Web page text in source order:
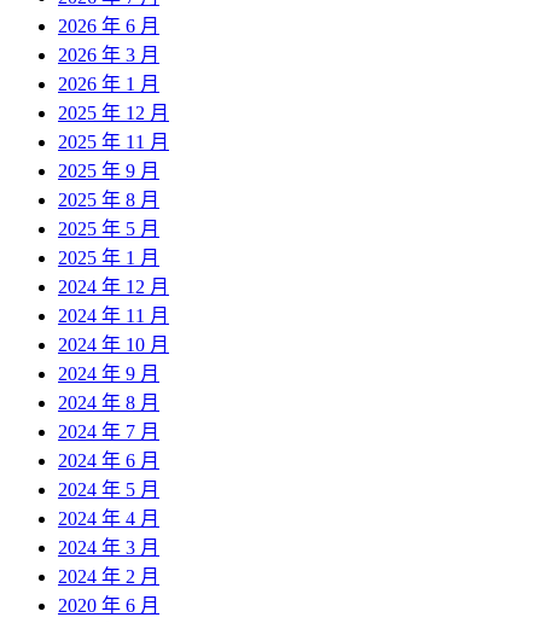
2026 年 6 月
2026 年 3 月
2026 年 1 月
2025 年 12 月
2025 年 11 月
2025 年 9 月
2025 年 8 月
2025 年 5 月
2025 年 1 月
2024 年 12 月
2024 年 11 月
2024 年 10 月
2024 年 9 月
2024 年 8 月
2024 年 7 月
2024 年 6 月
2024 年 5 月
2024 年 4 月
2024 年 3 月
2024 年 2 月
2020 年 6 月